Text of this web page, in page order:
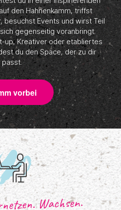
den Hahnenkamm, triffst
besuchst Events und wirst Teil
gegenseitig voranbringt.
up, Kreativer oder etabliertes
du den Space, der zu dir
passt.
vorbei
Wachsen.